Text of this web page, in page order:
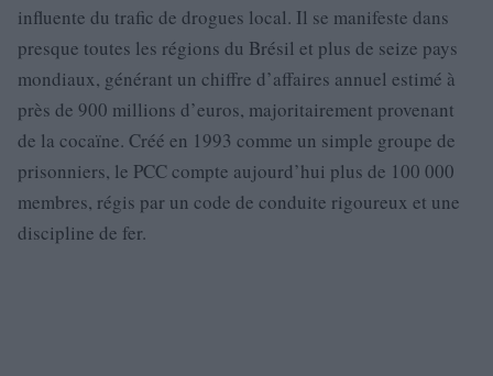
influente du trafic de drogues local. Il se manifeste dans
presque toutes les régions du Brésil et plus de seize pays
mondiaux, générant un chiffre d’affaires annuel estimé à
près de 900 millions d’euros, majoritairement provenant
de la cocaïne. Créé en 1993 comme un simple groupe de
prisonniers, le PCC compte aujourd’hui plus de 100 000
membres, régis par un code de conduite rigoureux et une
discipline de fer.